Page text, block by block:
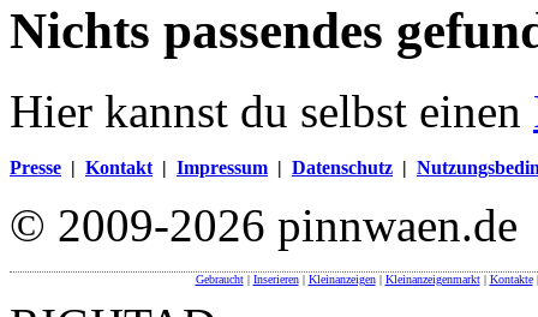
Nichts passendes
Hier kannst du selbst einen
Presse | Kontakt | Impressum | Datenschutz |
© 2009-2026 pinnwaen.de
Gebraucht| Inserieren| Kleinanzeigen| Kleinanzeigenmarkt| Kontakte